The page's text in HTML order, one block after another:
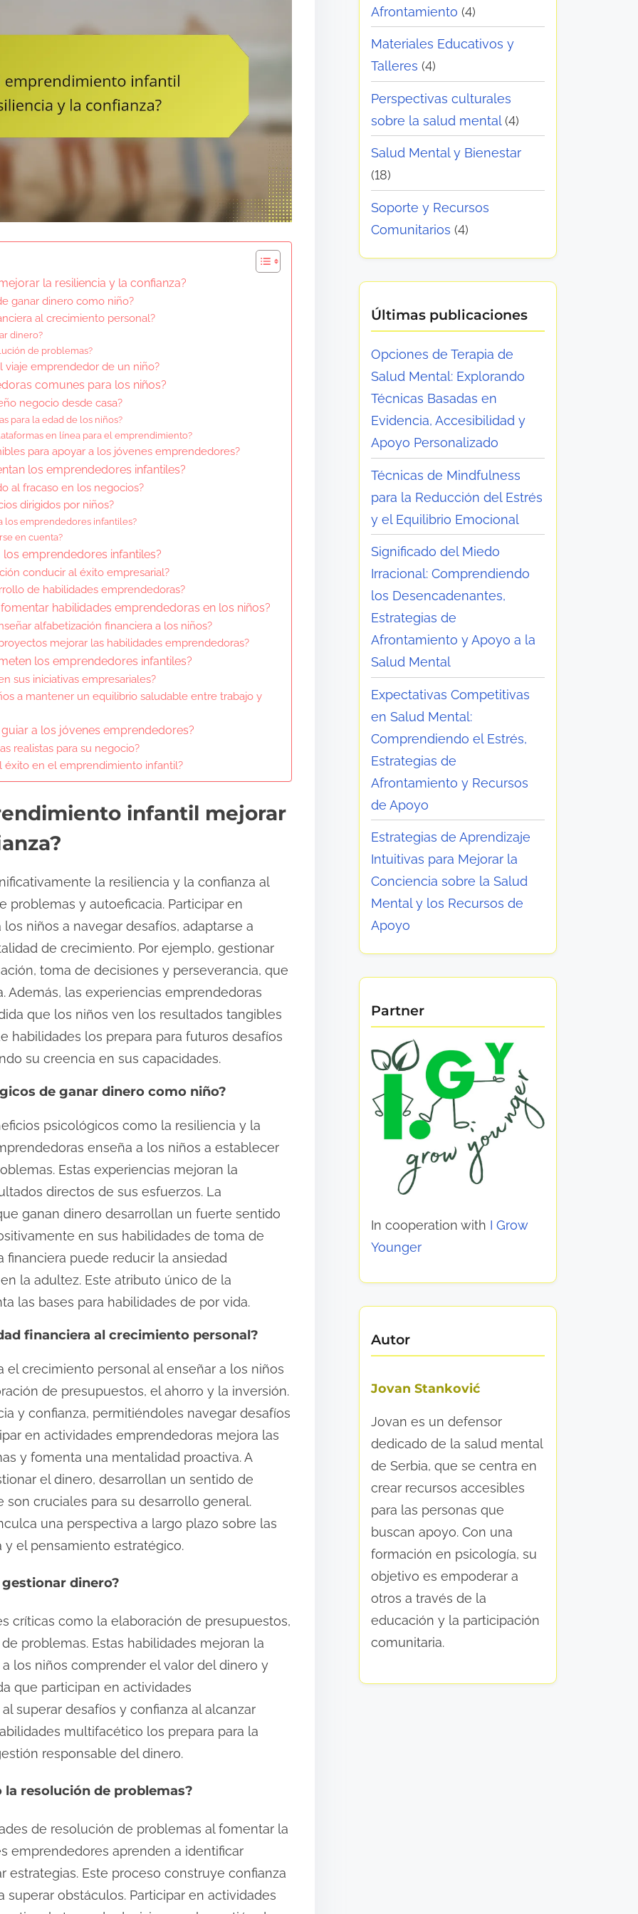
la resiliencia y la confianza?
ganar dinero como niño?
al crecimiento personal?
dinero?
de problemas?
viaje emprendedor de un niño?
comunes para los niños?
negocio desde casa?
para la edad de los niños?
en línea para el emprendimiento?
para apoyar a los jóvenes emprendedores?
los emprendedores infantiles?
al fracaso en los negocios?
dirigidos por niños?
los emprendedores infantiles?
en cuenta?
emprendedores infantiles?
conducir al éxito empresarial?
de habilidades emprendedoras?
habilidades emprendedoras en los niños?
alfabetización financiera a los niños?
mejorar las habilidades emprendedoras?
los emprendedores infantiles?
sus iniciativas empresariales?
a mantener un equilibrio saludable entre trabajo y
a los jóvenes emprendedores?
realistas para su negocio?
éxito en el emprendimiento infantil?
infantil mejorar
la resiliencia y la confianza al
y autoeficacia. Participar en
niños a navegar desafíos, adaptarse a
de crecimiento. Por ejemplo, gestionar
toma de decisiones y perseverancia, que
Además, las experiencias emprendedoras
que los niños ven los resultados tangibles
habilidades los prepara para futuros desafíos
su creencia en sus capacidades.
de ganar dinero como niño?
psicológicos como la resiliencia y la
enseña a los niños a establecer
Estas experiencias mejoran la
directos de sus esfuerzos. La
ganan dinero desarrollan un fuerte sentido
en sus habilidades de toma de
financiera puede reducir la ansiedad
la adultez. Este atributo único de la
las bases para habilidades de por vida.
financiera al crecimiento personal?
crecimiento personal al enseñar a los niños
de presupuestos, el ahorro y la inversión.
y confianza, permitiéndoles navegar desafíos
en actividades emprendedoras mejora las
y fomenta una mentalidad proactiva. A
el dinero, desarrollan un sentido de
cruciales para su desarrollo general.
una perspectiva a largo plazo sobre las
el pensamiento estratégico.
dinero?
críticas como la elaboración de presupuestos,
problemas. Estas habilidades mejoran la
los niños comprender el valor del dinero y
que participan en actividades
superar desafíos y confianza al alcanzar
multifacético los prepara para la
responsable del dinero.
resolución de problemas?
de resolución de problemas al fomentar la
emprendedores aprenden a identificar
estrategias. Este proceso construye confianza
obstáculos. Participar en actividades
Afrontamiento (4)
Materiales Educativos y
Talleres (4)
Perspectivas culturales
sobre la salud mental(4)
Salud Mental y Bienestar
(18)
Soporte y Recursos
Comunitarios (4)
Últimas publicaciones
Opciones de Terapia de
Salud Mental: Explorando
Técnicas Basadas en
Evidencia, Accesibilidad y
Apoyo Personalizado
Técnicas de Mindfulness
para la Reducción del Estrés
y el Equilibrio Emocional
Significado del Miedo
Irracional: Comprendiendo
los Desencadenantes,
Estrategias de
Afrontamiento y Apoyo a la
Salud Mental
Expectativas Competitivas
en Salud Mental:
Comprendiendo el Estrés,
Estrategias de
Afrontamiento y Recursos
de Apoyo
Estrategias de Aprendizaje
Intuitivas para Mejorar la
Conciencia sobre la Salud
Mental y los Recursos de
Apoyo
Partner
In cooperation with I Grow
Younger
Autor
Jovan Stanković
Jovan es un defensor
dedicado de la salud mental
de Serbia, que se centra en
crear recursos accesibles
para las personas que
buscan apoyo. Con una
formación en psicología, su
objetivo es empoderar a
otros a través de la
educación y la participación
comunitaria.